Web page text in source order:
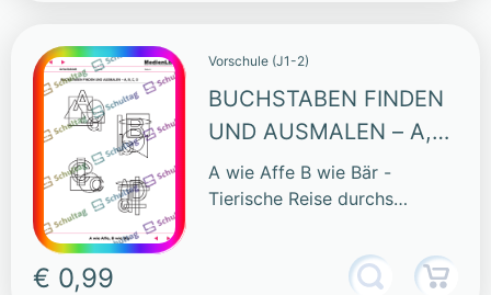
Vorschule (J1-2)
BUCHSTABEN FINDEN
UND AUSMALEN – A,
B, C, D
A wie Affe B wie Bär -
Tierische Reise durchs
€ 0,99